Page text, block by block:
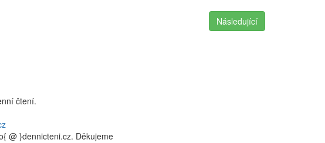
Následující
čtení.
@ }dennicteni.cz. Děkujeme